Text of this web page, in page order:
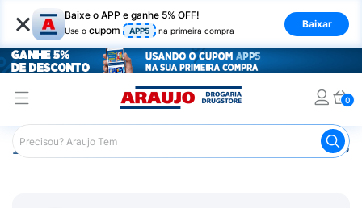
× Baixe o APP e ganhe 5% OFF!
Use o cupom APP5 na primeira compra
Baixar
0
Araujo Medicamentos Remédio para Sistema Nervoso